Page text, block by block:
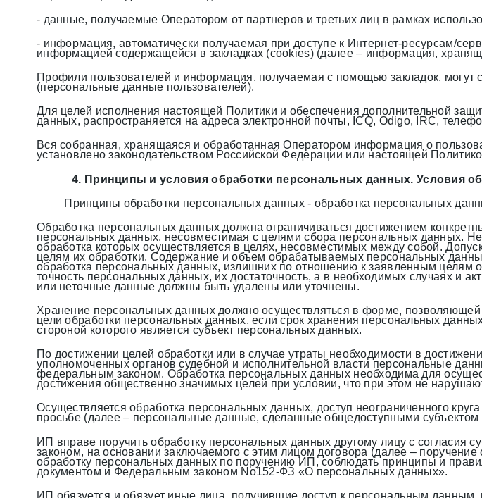
- данные, получаемые Оператором от партнеров и третьих лиц в рамках
- информация, автоматически получаемая при доступе к Интернет-ресурсам/
информацией содержащейся в закладках (cookies) (далее – информация,
Профили пользователей и информация, получаемая с помощью закладок,
(персональные данные пользователей).
Для целей исполнения настоящей Политики и обеспечения дополнительной
данных, распространяется на адреса электронной почты, ICQ, Odigo, IRC,
Вся собранная, хранящаяся и обработанная Оператором информация о
установлено законодательством Российской Федерации или настоящей
4. Принципы и условия обработки персональных данных. Условия
Принципы обработки персональных данных - обработка персональных
Обработка персональных данных должна ограничиваться достижением
персональных данных, несовместимая с целями сбора персональных данных.
обработка которых осуществляется в целях, несовместимых между собой.
целям их обработки. Содержание и объем обрабатываемых персональных
обработка персональных данных, излишних по отношению к заявленным
точность персональных данных, их достаточность, а в необходимых случаях и
или неточные данные должны быть удалены или уточнены.
Хранение персональных данных должно осуществляться в форме,
цели обработки персональных данных, если срок хранения персональных
стороной которого является субъект персональных данных.
По достижении целей обработки или в случае утраты необходимости в
уполномоченных органов судебной и исполнительной власти персональные
федеральным законом. Обработка персональных данных необходима для
достижения общественно значимых целей при условии, что при этом не
Осуществляется обработка персональных данных, доступ неограниченного
просьбе (далее – персональные данные, сделанные общедоступными
ИП вправе поручить обработку персональных данных другому лицу с
законом, на основании заключаемого с этим лицом договора (далее –
обработку персональных данных по поручению ИП, соблюдать принципы и
документом и Федеральным законом No152-ФЗ «О персональных данных».
ИП обязуется и обязует иные лица, получившие доступ к персональным